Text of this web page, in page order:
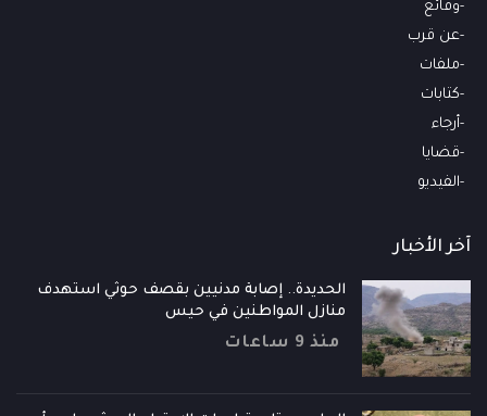
وقائع
عن قرب
ملفات
كتابات
أرجاء
قضايا
الفيديو
آخر الأخبار
الحديدة.. إصابة مدنيين بقصف حوثي استهدف
منازل المواطنين في حيس
منذ 9 ساعات